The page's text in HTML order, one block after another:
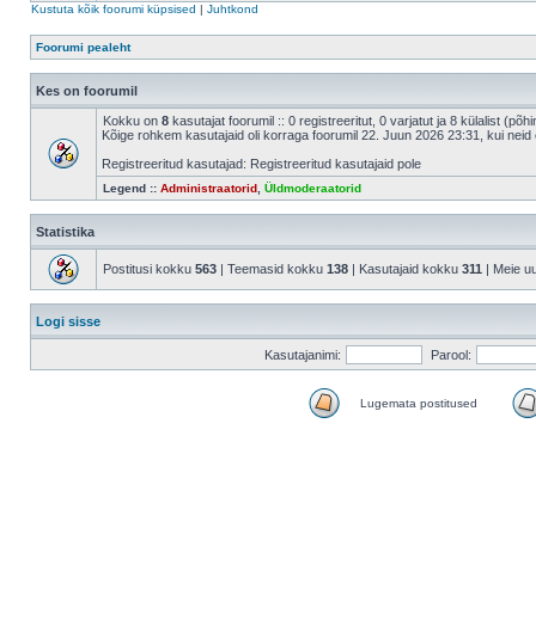
Kustuta kõik foorumi küpsised | Juhtkond
Foorumi pealeht
Kes on foorumil
Kokku on 8 kasutajat foorumil :: 0 registreeritut, 0 varjatut ja 8 külalist
Kõige rohkem kasutajaid oli korraga foorumil 22. Juun 2026 23:31, kui neid
Registreeritud kasutajad: Registreeritud kasutajaid pole
Legend :: Administraatorid Üldmoderaatorid
Statistika
Postitusi kokku 563 | Teemasid kokku 138 | Kasutajaid kokku 311 | Meie
Logi sisse
Kasutajanimi: Parool:
Lugemata postitused